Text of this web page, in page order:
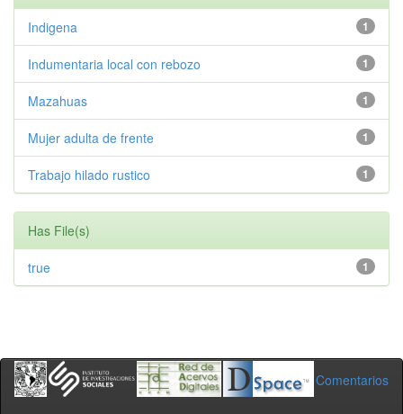
1
Indigena
1
Indumentaria local con rebozo
1
Mazahuas
1
Mujer adulta de frente
1
Trabajo hilado rustico
Has File(s)
1
true
Comentarios